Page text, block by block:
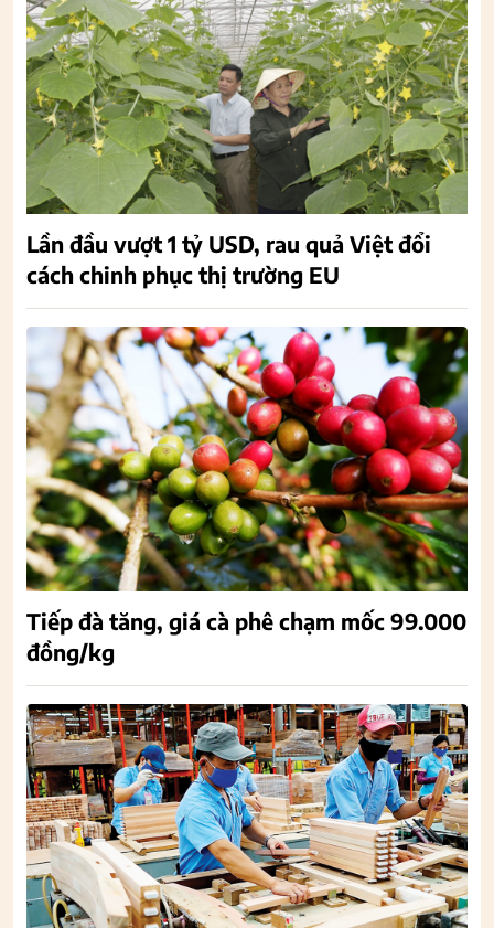
Lần đầu vượt 1 tỷ USD, rau quả Việt đổi
cách chinh phục thị trường EU
Tiếp đà tăng, giá cà phê chạm mốc 99.000
đồng/kg